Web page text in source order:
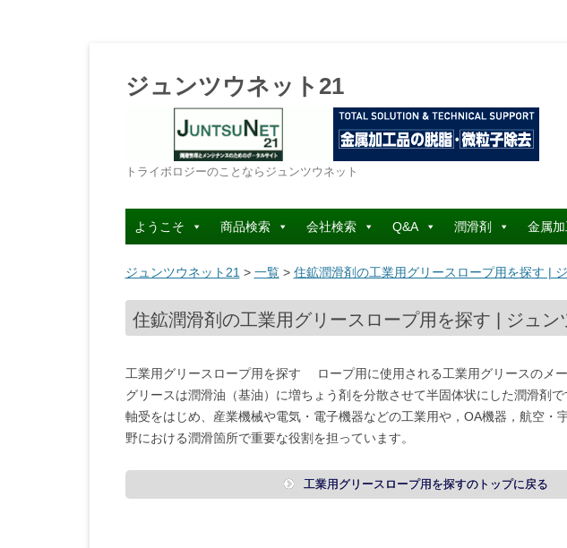
ジュンツウネット21
トライボロジーのことならジュンツウネット
コ
ン
テ
ン
へ
キ
ッ
プ
ようこそ 商品検索 会社検索 Q&A 潤滑剤 金属加
ジュンツウネット21 > 一覧> 住鉱潤滑剤の工業用グリースロープ用を探す |
住鉱潤滑剤の工業用グリースロープ用を探す | ジュン
工業用グリースロープ用を探す ロープ用に使用される工業用グリースのメー
グリースは潤滑油（基油）に増ちょう剤を分散させて半固体状にした潤滑剤
軸受をはじめ、産業機械や電気・電子機器などの工業用や，OA機器，航空・
野における潤滑箇所で重要な役割を担っています。
工業用グリースロープ用を探すのトップに戻る